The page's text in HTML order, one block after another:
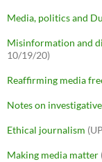
Media, politics and
Misinformation and
10/19/20)
Reaffirming media
Notes on
Ethical journalism
Making media matter